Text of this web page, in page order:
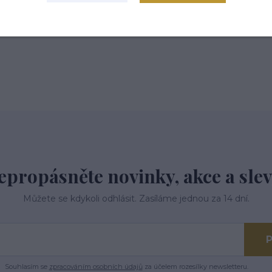
novinky, akce a
Můžete se kdykoli odhlásit. Zasíláme jednou za 14 dní.
Souhlasím se zpracováním osobních údajů za účelem rozesílky newsletteru.